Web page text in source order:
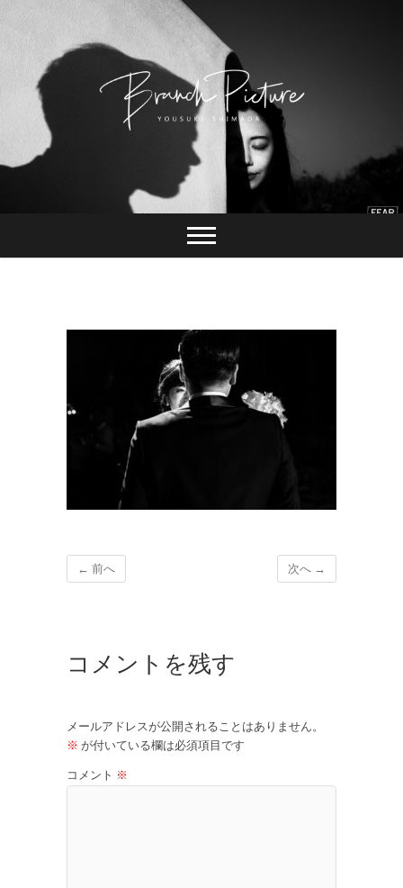
to
content
ブランチピクチャ
ー 嶋田陽介
長崎 カメラマン
← 前へ 次へ →
コメントを残す
メールアドレスが公開されることはありません。
※ が付いている欄は必須項目です
コメント ※